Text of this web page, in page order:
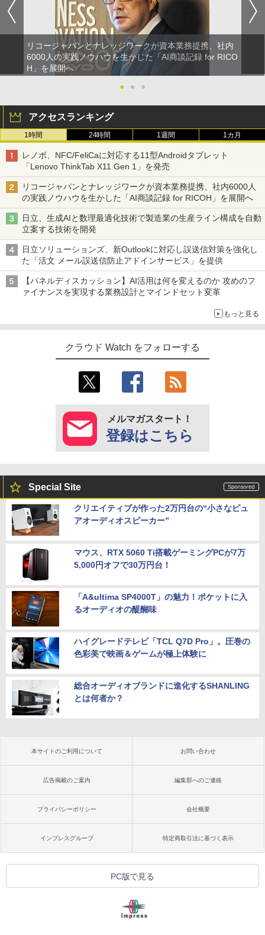
リコージャパンとナレッジワークが資本業務提携、社内
6000人の実践ノウハウを生かした「AI商談記録 for RICO
H」を展開へ
●
● ●
アクセスランキング
1時間 24時間 1週間 1カ月
レノボ、NFC/FeliCaに対応する11型Androidタブレット
「Lenovo ThinkTab X11 Gen 1」を発売
リコージャパンとナレッジワークが資本業務提携、社内6000人
の実践ノウハウを生かした「AI商談記録 for RICOH」を展開へ
日立、生成AIと数理最適化技術で製造業の生産ライン構成を自動
立案する技術を開発
日立ソリューションズ、新Outlookに対応し誤送信対策を強化し
た「活文 メール誤送信防止アドインサービス」を提供
【パネルディスカッション】AI活用は何を変えるのか 攻めのフ
ァイナンスを実現する業務設計とマインドセット変革
もっと見る
クラウド Watch をフォローする
メルマガスタート！
登録はこちら
Special Site
クリエイティブが作った2万円台の“小さなピュ
アオーディオスピーカー”
マウス、RTX 5060 Ti搭載ゲーミングPCが7万
5,000円オフで30万円台！
「A&ultima SP4000T」の魅力！ポケットに入
るオーディオの醍醐味
ハイグレードテレビ「TCL Q7D Pro」。圧巻の
色彩美で映画＆ゲームが極上体験に
総合オーディオブランドに進化するSHANLING
とは何者か？
本サイトのご利用について お問い合わせ
広告掲載のご案内 編集部へのご連絡
プライバシーポリシー 会社概要
インプレスグループ 特定商取引法に基づく表示
PC版で見る